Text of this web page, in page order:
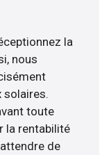
la
nous
solaires.
toute
la rentabilité
de